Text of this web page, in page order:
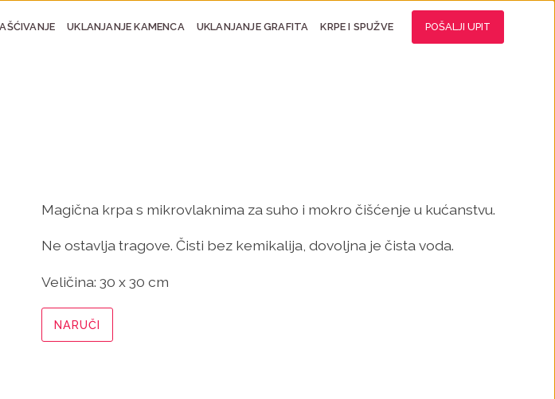
UKLANJANJE KAMENCA UKLANJANJE GRAFITA KRPE I SPUŽVE POŠALJI UPIT
Magična krpa s mikrovlaknima za suho i mokro čišćenje u kućanstvu.
Ne ostavlja tragove. Čisti bez kemikalija, dovoljna je čista voda.
Veličina: 30 x 30 cm
NARUČI